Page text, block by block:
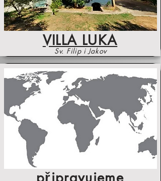
VILLA LUKA
Sv. Filip i Jakov